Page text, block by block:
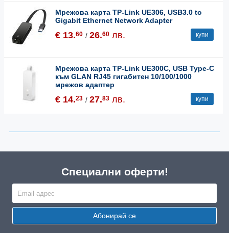
Мрежова карта TP-Link UE306, USB3.0 to
Gigabit Ethernet Network Adapter
€ 13.60 / 26.60 лв. купи
Мрежова карта TP-Link UE300C, USB Type-C
към GLAN RJ45 гигабитен 10/100/1000
мрежов адаптер
€ 14.23 / 27.83 лв. купи
Специални оферти!
Абонирай се